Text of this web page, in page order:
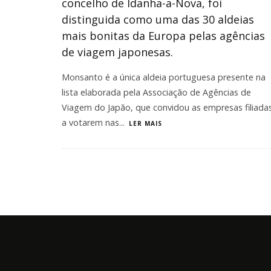
concelho de Idanha-a-Nova, foi
distinguida como uma das 30 aldeias
mais bonitas da Europa pelas agências
de viagem japonesas.
Monsanto é a única aldeia portuguesa presente na
lista elaborada pela Associação de Agências de
Viagem do Japão, que convidou as empresas
a votarem nas... LER MAIS